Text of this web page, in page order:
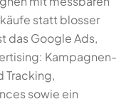
statt blosser
das Google Ads,
Kampagnen-
Tracking,
sowie ein